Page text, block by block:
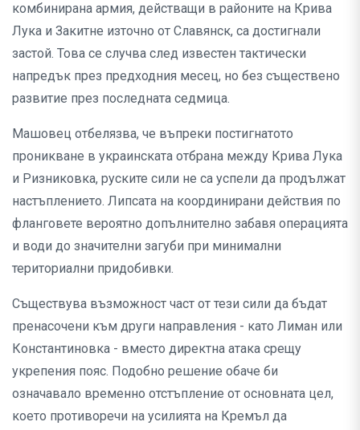
комбинирана армия, действащи в районите на Крива
Лука и Закитне източно от Славянск, са достигнали
застой. Това се случва след известен тактически
напредък през предходния месец, но без съществено
развитие през последната седмица.
Машовец отбелязва, че въпреки постигнатото
проникване в украинската отбрана между Крива Лука
и Ризниковка, руските сили не са успели да продължат
настъплението. Липсата на координирани действия по
фланговете вероятно допълнително забавя операцията
и води до значителни загуби при минимални
териториални придобивки.
Съществува възможност част от тези сили да бъдат
пренасочени към други направления - като Лиман или
Константиновка - вместо директна атака срещу
укрепения пояс. Подобно решение обаче би
означавало временно отстъпление от основната цел,
което противоречи на усилията на Кремъл да